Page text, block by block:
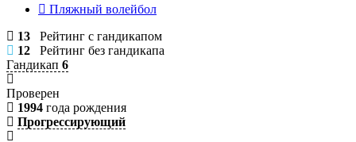
Пляжный волейбол
13 Рейтинг с гандикапом
12 Рейтинг без гандикапа
Гандикап 6
Проверен
1994 года рождения
Прогрессирующий